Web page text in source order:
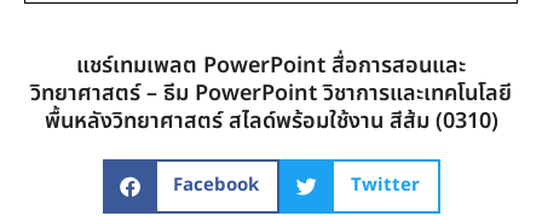
แชร์เทมเพลต PowerPoint สื่อการสอนและ
วิทยาศาสตร์ – ธีม PowerPoint วิชาการและเทคโนโลยี
พื้นหลังวิทยาศาสตร์ สไลด์พร้อมใช้งาน สีส้ม (0310)
Facebook Twitter